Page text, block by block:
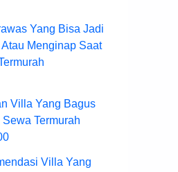
Yang Bisa Jadi
Menginap Saat
Villa Yang Bagus
Termurah
Villa Yang